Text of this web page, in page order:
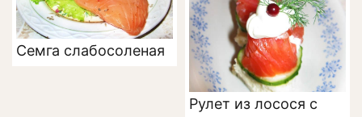
Семга слабосоленая
Рулет из лосося с